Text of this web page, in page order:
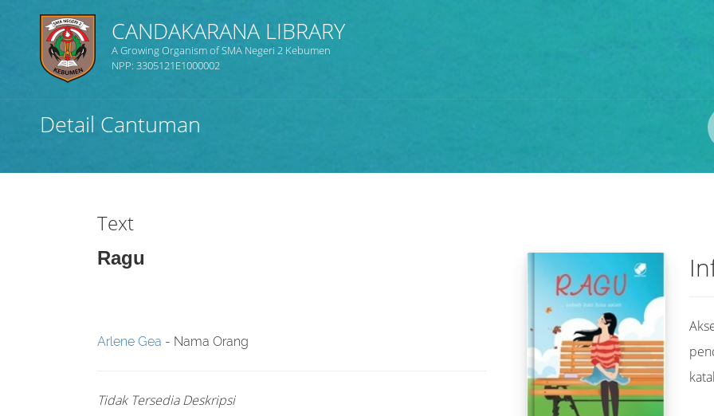
CANDAKARANA LIBRARY
A Growing Organism of SMA Negeri 2 Kebumen
NPP: 3305121E1000002
Detail Cantuman
Text
Ragu
Arlene Gea - Nama Orang
Tidak Tersedia Deskripsi